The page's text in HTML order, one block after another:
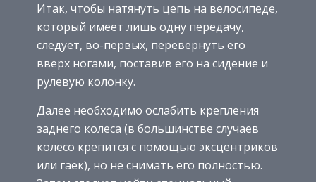
Итак, чтобы натянуть цепь на велосипеде,
который имеет лишь одну передачу,
следует, во-первых, перевернуть его
вверх ногами, поставив его на сидение и
рулевую колонку.
Далее необходимо ослабить крепления
заднего колеса (в большинстве случаев
колесо крепится с помощью эксцентриков
или гаек), но не снимать его полностью.